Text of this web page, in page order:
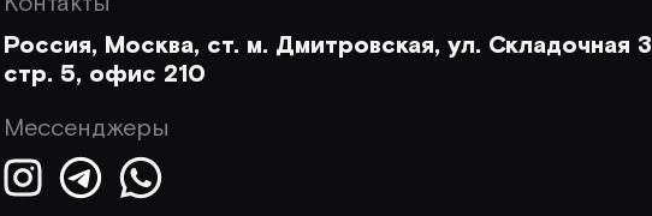
Россия, Москва, ст. м. Дмитровская, ул. Складочная 3
стр. 5, офис 210
Мессенджеры